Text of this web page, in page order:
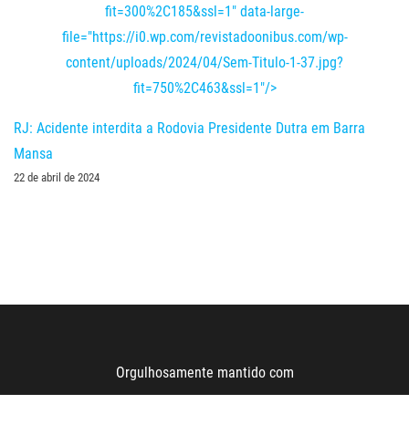
fit=300%2C185&ssl=1" data-large-
file="https://i0.wp.com/revistadoonibus.com/wp-
content/uploads/2024/04/Sem-Titulo-1-37.jpg?
fit=750%2C463&ssl=1"/>
RJ: Acidente interdita a Rodovia Presidente Dutra em Barra
Mansa
22 de abril de 2024
Orgulhosamente mantido com